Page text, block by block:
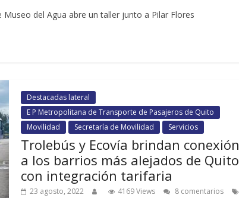
del Agua abre un taller junto a Pilar Flores
Destacadas lateral
E P Metropolitana de Transporte de Pasajeros de Quito
Movilidad
Secretaría de Movilidad Servicios
Trolebús y Ecovía brindan conexión
a los barrios más alejados de Quito
con integración tarifaria
23 agosto, 2022 4169 Views 8 comentarios